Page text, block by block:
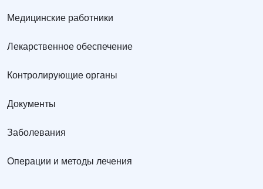
Медицинские работники
Лекарственное обеспечение
Контролирующие органы
Документы
Заболевания
Операции и методы лечения